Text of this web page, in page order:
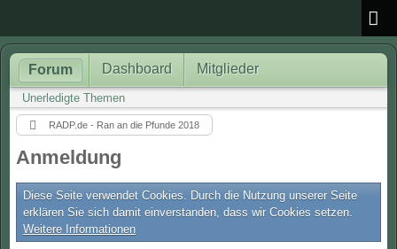
Forum Dashboard Mitglieder
Unerledigte Themen
RADP.de - Ran an die Pfunde 2018
Anmeldung
Diese Seite verwendet Cookies. Durch die Nutzung unserer Seite
erklären Sie sich damit einverstanden, dass wir Cookies setzen.
Weitere Informationen